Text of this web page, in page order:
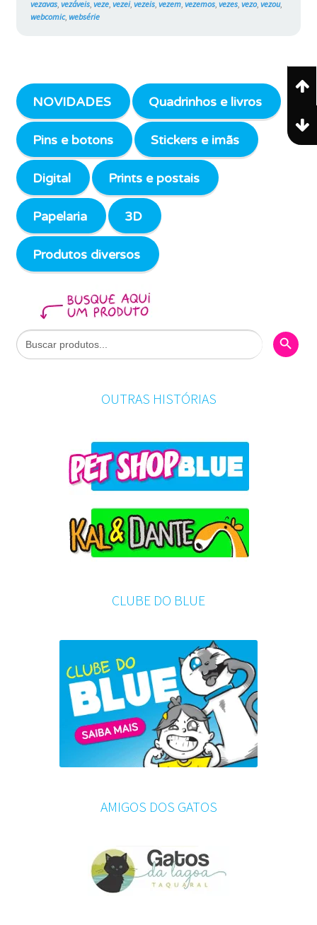
vezavas, vezáveis, veze, vezei, vezeis, vezem, vezemos, vezes, vezo, vezou,
webcomic, websérie
NOVIDADES Quadrinhos e livros
Pins e botons Stickers e imãs
Digital Prints e postais
Papelaria 3D
Produtos diversos
Search
for:
Search
OUTRAS HISTÓRIAS
CLUBE DO BLUE
AMIGOS DOS GATOS